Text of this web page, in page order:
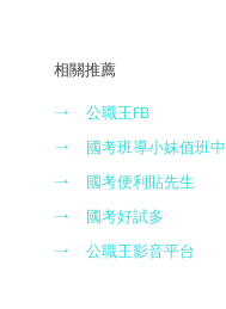
相關推薦
→
公職王FB
→
國考班導小妹值班中
→
國考便利貼先生
→
國考好試多
→
公職王影音平台